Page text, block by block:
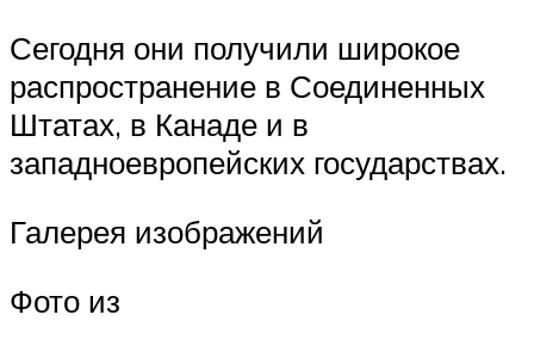
Сегодня они получили широкое
распространение в Соединенных
Штатах, в Канаде и в
западноевропейских государствах.
Галерея изображений
Фото из